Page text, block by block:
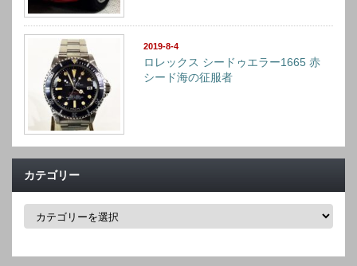
2019-8-4
ロレックス シードゥエラー1665 赤
シード海の征服者
カテゴリー
カ
ー